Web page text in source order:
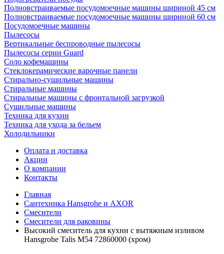
Полновстраиваемые посудомоечные машины шириной 45 см
Полновстраиваемые посудомоечные машины шириной 60 см
Посудомоечные машины
Пылесосы
Вертикальные беспроводные пылесосы
Пылесосы серии Guard
Соло кофемашины
Стеклокерамические варочные панели
Стирально-сушильные машины
Стиральные машины
Стиральные машины с фронтальной загрузкой
Сушильные машины
Техника для кухни
Техника для ухода за бельем
Холодильники
Оплата и доставка
Акции
О компании
Контакты
Главная
Сантехника Hansgrohe и AXOR
Смесители
Смесители для раковины
Высокий смеситель для кухни с вытяжным изливом
Hansgrohe Talis M54 72860000 (хром)